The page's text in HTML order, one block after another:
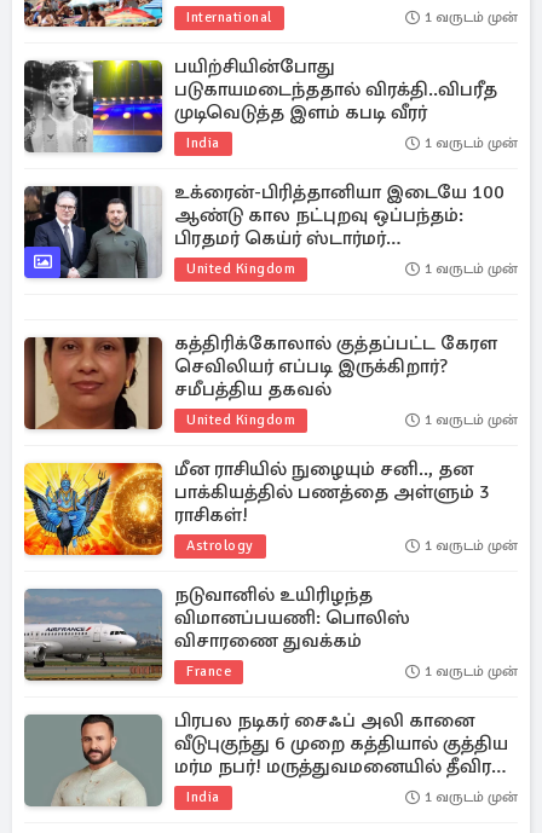
International 1 வருடம் முன்
பயிற்சியின்போது
படுகாயமடைந்ததால் விரக்தி..விபரீத
முடிவெடுத்த இளம் கபடி வீரர்
India 1 வருடம் முன்
உக்ரைன்-பிரித்தானியா இடையே 100
ஆண்டு கால நட்புறவு ஒப்பந்தம்:
பிரதமர் கெய்ர் ஸ்டார்மர்
சுற்றுப்பயணம்
United Kingdom 1 வருடம் முன்
கத்திரிக்கோலால் குத்தப்பட்ட கேரள
செவிலியர் எப்படி இருக்கிறார்?
சமீபத்திய தகவல்
United Kingdom 1 வருடம் முன்
மீன ராசியில் நுழையும் சனி.., தன
பாக்கியத்தில் பணத்தை அள்ளும் 3
ராசிகள்!
Astrology 1 வருடம் முன்
நடுவானில் உயிரிழந்த
விமானப்பயணி: பொலிஸ்
விசாரணை துவக்கம்
France 1 வருடம் முன்
பிரபல நடிகர் சைஃப் அலி கானை
வீடுபுகுந்து 6 முறை கத்தியால் குத்திய
மர்ம நபர்! மருத்துவமனையில் தீவிர
சிகிச்சை
India 1 வருடம் முன்